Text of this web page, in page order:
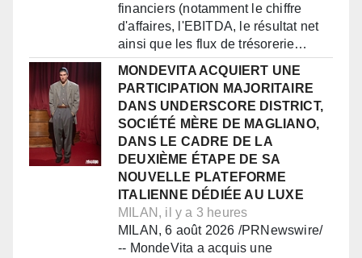
financiers (notamment le chiffre
d'affaires, l'EBITDA, le résultat net
ainsi que les flux de trésorerie…
MONDEVITA ACQUIERT UNE
PARTICIPATION MAJORITAIRE
DANS UNDERSCORE DISTRICT,
SOCIÉTÉ MÈRE DE MAGLIANO,
DANS LE CADRE DE LA
DEUXIÈME ÉTAPE DE SA
NOUVELLE PLATEFORME
ITALIENNE DÉDIÉE AU LUXE
MILAN, il y a 3 heures
MILAN, 6 août 2026 /PRNewswire/
-- MondeVita a acquis une